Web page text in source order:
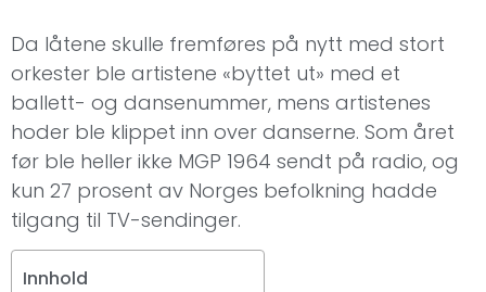
Da låtene skulle fremføres på nytt med stort
orkester ble artistene «byttet ut» med et
ballett- og dansenummer, mens artistenes
hoder ble klippet inn over danserne. Som året
før ble heller ikke MGP 1964 sendt på radio, og
kun 27 prosent av Norges befolkning hadde
tilgang til TV-sendinger.
Innhold